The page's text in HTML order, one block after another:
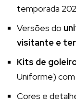
temporada
Versões do
visitante e
Kits de
Uniforme)
Cores e